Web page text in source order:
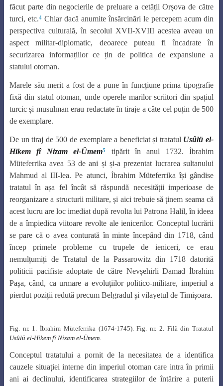
făcut parte din negocierile de preluare a cetății Orșova de către
turci, etc.4 Chiar dacă anumite însărcinări le percepem acum din
perspectiva culturală, în secolul XVII-XVIII acestea aveau un
aspect militar-diplomatic, deoarece puteau fi încadrate în
securizarea informațiilor ce țin de politica de expansiune a
statului otoman.
Marele său merit a fost de a pune în funcțiune prima tipografie
fixă din statul otoman, unde operele marilor scriitori din spațiul
turcic și musulman erau redactate în tiraje a câte cel puțin de 500
de exemplare.
De un tiraj de 500 de exemplare a beneficiat și tratatul Usûlü el-
Hikem fî Nizam el-Ümem5
tipărit în anul 1732. İbrahim
Müteferrika avea 53 de ani și și-a prezentat lucrarea sultanului
Mahmud al III-lea. Pe atunci, İbrahim Müteferrika își gândise
tratatul în așa fel încât să răspundă necesității imperioase de
reorganizare a structurii militare, și aici trebuie să ținem seama că
acest lucru are loc imediat după revolta lui Patrona Halil, în ideea
de a împiedica viitoare revolte ale ienicerilor. Conceptul lucrării
se pare că o avea conturată în minte începând din 1718, când
încep primele probleme cu trupele de ieniceri, ce erau
nemulțumiți de Tratatul de la Passarowitz din 1718 datorită
politicii pacifiste adoptate de către Nevșehirli Damad İbrahim
Pașa, când, ca urmare a evoluțiilor politico-militare, imperiul a
pierdut poziții redută precum Belgradul și vilayetul de Timișoara.
Fig. nr. 1. İbrahim Müteferrika (1674-1745). Fig. nr. 2. Filă din Tratatul
Usûlü el-Hikem fî Nizam el-Ümem.
Conceptul tratatului a pornit de la necesitatea de a identifica
cauzele situației interne din imperiul otoman care intra în primii
ani ai declinului, identificarea strategiilor de întărire a puterii